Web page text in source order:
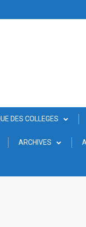
DES COLLEGES
ARCHIVES